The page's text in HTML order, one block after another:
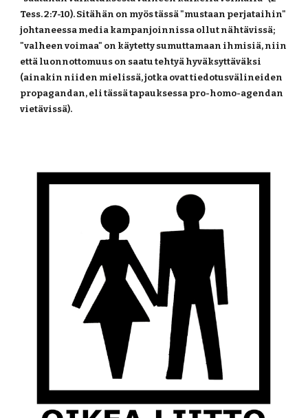
Tess. 2:7-10). Sitähän on myös tässä "mustaan perjataihin"
johtaneessa media kampanjoinnissa ollut nähtävissä;
"valheen voimaa" on käytetty sumuttamaan ihmisiä, niin
että luonnottomuus on saatu tehtyä hyväksyttäväksi
(ainakin niiden mielissä, jotka ovat tiedotusvälineiden
propagandan, eli tässä tapauksessa pro-homo-agendan
vietävissä).